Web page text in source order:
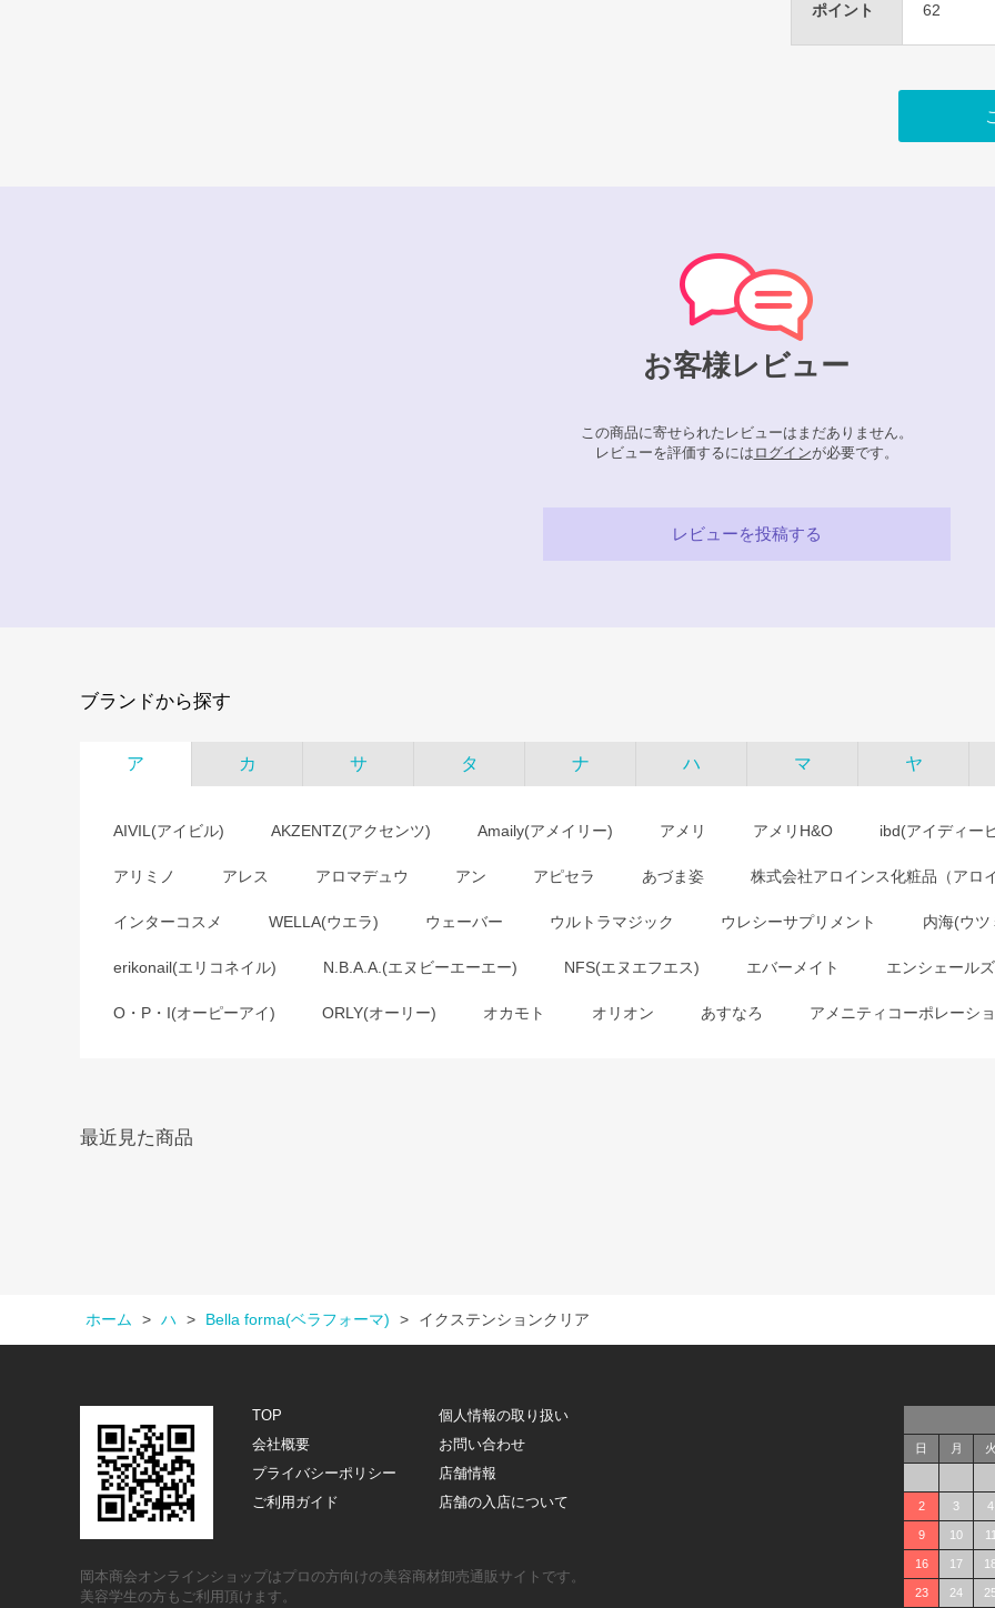
ポイント 62
お客様レビュー
この商品に寄せられたレビューはまだありません。
レビューを評価するには ログインが必要です。
レビューを投稿する
ブランドから探す
ア カ サ タ ナ ハ マ ヤ
AIVIL(アイビル) AKZENTZ(アクセンツ) Amaily(アメイリー) アメリ アメリH&O ibd(アイディー
アリミノ アレス アロマデュウ アン アピセラ あづま姿 株式会社アロインス化粧品（アロ
インターコスメ WELLA(ウエラ) ウェーバー ウルトラマジック ウレシーサプリメント 内海(ウツ
erikonail(エリコネイル) N.B.A.A.(エヌビーエーエー) NFS(エヌエフエス) エバーメイト エンシェールズ
O・P・I(オーピーアイ) ORLY(オーリー) オカモト オリオン あすなろ アメニティコーポレーシ
最近見た商品
ホーム > ハ > Bella forma(ベラフォーマ) > イクステンションクリア
TOP
個人情報の取り扱い
会社概要
お問い合わせ
プライバシーポリシー
店舗情報
ご利用ガイド
店舗の入店について
岡本商会オンラインショップはプロの方向けの美容商材卸売通販サイトです。
美容学生の方もご利用頂けます。
日 月 火
2 3 4
9 10 11
16 17
23 24